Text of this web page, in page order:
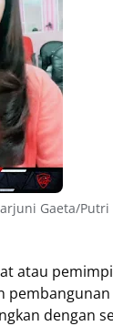
Gaeta/Putri
atau
dengan